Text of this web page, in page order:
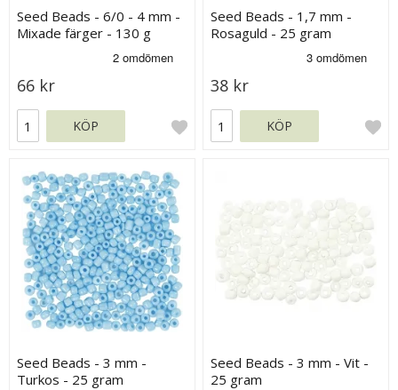
Seed Beads - 6/0 - 4 mm -
Mixade färger - 130 g
66 kr
KÖP
Seed Beads - 1,7 mm -
Rosaguld - 25 gram
38 kr
KÖP
Seed Beads - 3 mm -
Turkos - 25 gram
Seed Beads - 3 mm - Vit -
25 gram